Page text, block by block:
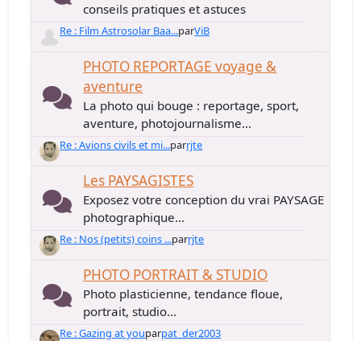
conseils pratiques et astuces
Re : Film Astrosolar Baa...parViB
PHOTO REPORTAGE voyage &
aventure
La photo qui bouge : reportage, sport,
aventure, photojournalisme...
Re : Avions civils et mi...parrjte
Les PAYSAGISTES
Exposez votre conception du vrai PAYSAGE
photographique...
Re : Nos (petits) coins ...parrjte
PHOTO PORTRAIT & STUDIO
Photo plasticienne, tendance floue,
portrait, studio...
Re : Gazing at youparpat_der2003